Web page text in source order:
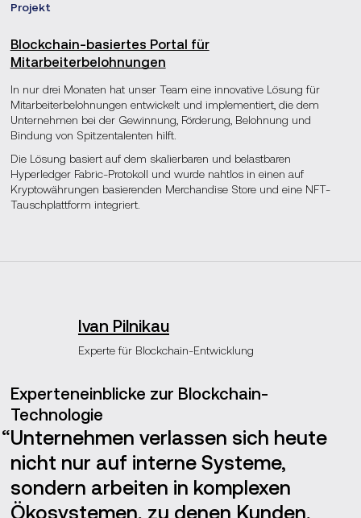
Projekt
Blockchain-basiertes Portal für
Mitarbeiterbelohnungen
In nur drei Monaten hat unser Team eine innovative Lösung für
Mitarbeiterbelohnungen entwickelt und implementiert, die dem
Unternehmen bei der Gewinnung, Förderung, Belohnung und
Bindung von Spitzentalenten hilft.
Die Lösung basiert auf dem skalierbaren und belastbaren
Hyperledger Fabric-Protokoll und wurde nahtlos in einen auf
Kryptowährungen basierenden Merchandise Store und eine NFT-
Tauschplattform integriert.
Experteneinblicke zur Blockchain-
Technologie
Unternehmen verlassen sich heute
nicht nur auf interne Systeme,
sondern arbeiten in komplexen
Ökosystemen, zu denen Kunden,
Ivan Pilnikau
Experte für Blockchain-Entwicklung